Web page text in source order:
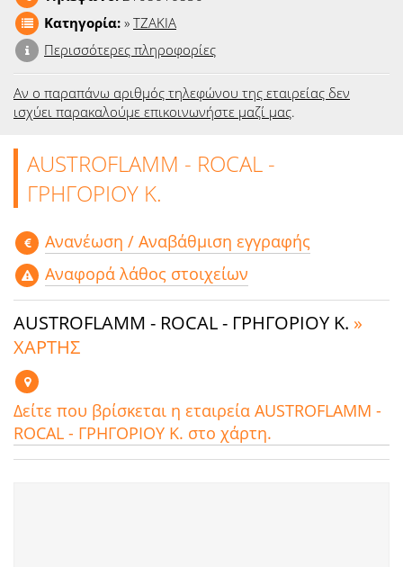
Κατηγορία: » ΤΖΑΚΙΑ
Περισσότερες πληροφορίες
Αν ο παραπάνω αριθμός τηλεφώνου της εταιρείας δεν
ισχύει παρακαλούμε επικοινωνήστε μαζί μας.
AUSTROFLAMM - ROCAL -
ΓΡΗΓΟΡΙΟΥ Κ.
Aνανέωση / Αναβάθμιση εγγραφής
Αναφορά λάθος στοιχείων
AUSTROFLAMM - ROCAL - ΓΡΗΓΟΡΙΟΥ Κ. »
ΧΑΡΤΗΣ
Δείτε που βρίσκεται η εταιρεία AUSTROFLAMM -
ROCAL - ΓΡΗΓΟΡΙΟΥ Κ. στο χάρτη.